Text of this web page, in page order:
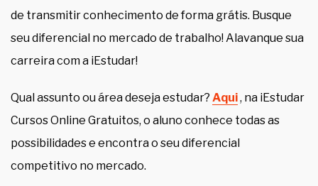
de transmitir conhecimento de forma grátis. Busque
seu diferencial no mercado de trabalho! Alavanque sua
carreira com a iEstudar!
Qual assunto ou área deseja estudar? Aqui, na iEstudar
Cursos Online Gratuitos, o aluno conhece todas as
possibilidades e encontra o seu diferencial
competitivo no mercado.